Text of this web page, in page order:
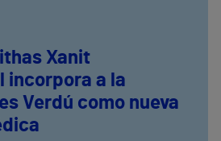
Xanit
incorpora a la
Verdú como nueva